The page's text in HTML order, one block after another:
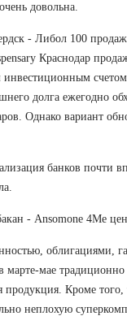
довольна.
- Либол 100
Краснодар
долга ежегодно
Однако вариант
банков почти
- Ansomone 4Me
облигациями,
мае традиционно
продукция. Кроме того,
неплохую